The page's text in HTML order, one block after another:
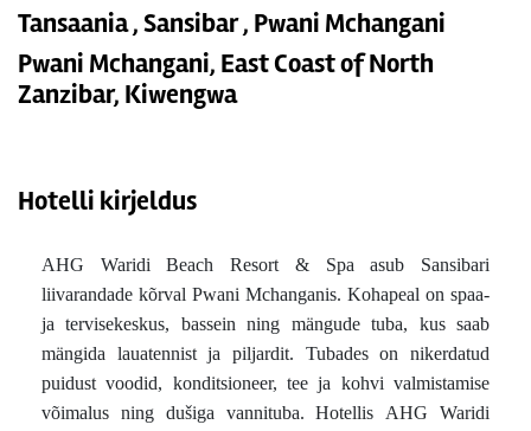
Tansaania , Sansibar , Pwani Mchangani
Pwani Mchangani, East Coast of North
Zanzibar, Kiwengwa
Hotelli kirjeldus
AHG Waridi Beach Resort & Spa asub Sansibari
liivarandade kõrval Pwani Mchanganis. Kohapeal on spaa-
ja tervisekeskus, bassein ning mängude tuba, kus saab
mängida lauatennist ja piljardit. Tubades on nikerdatud
puidust voodid, konditsioneer, tee ja kohvi valmistamise
võimalus ning dušiga vannituba. Hotellis AHG Waridi